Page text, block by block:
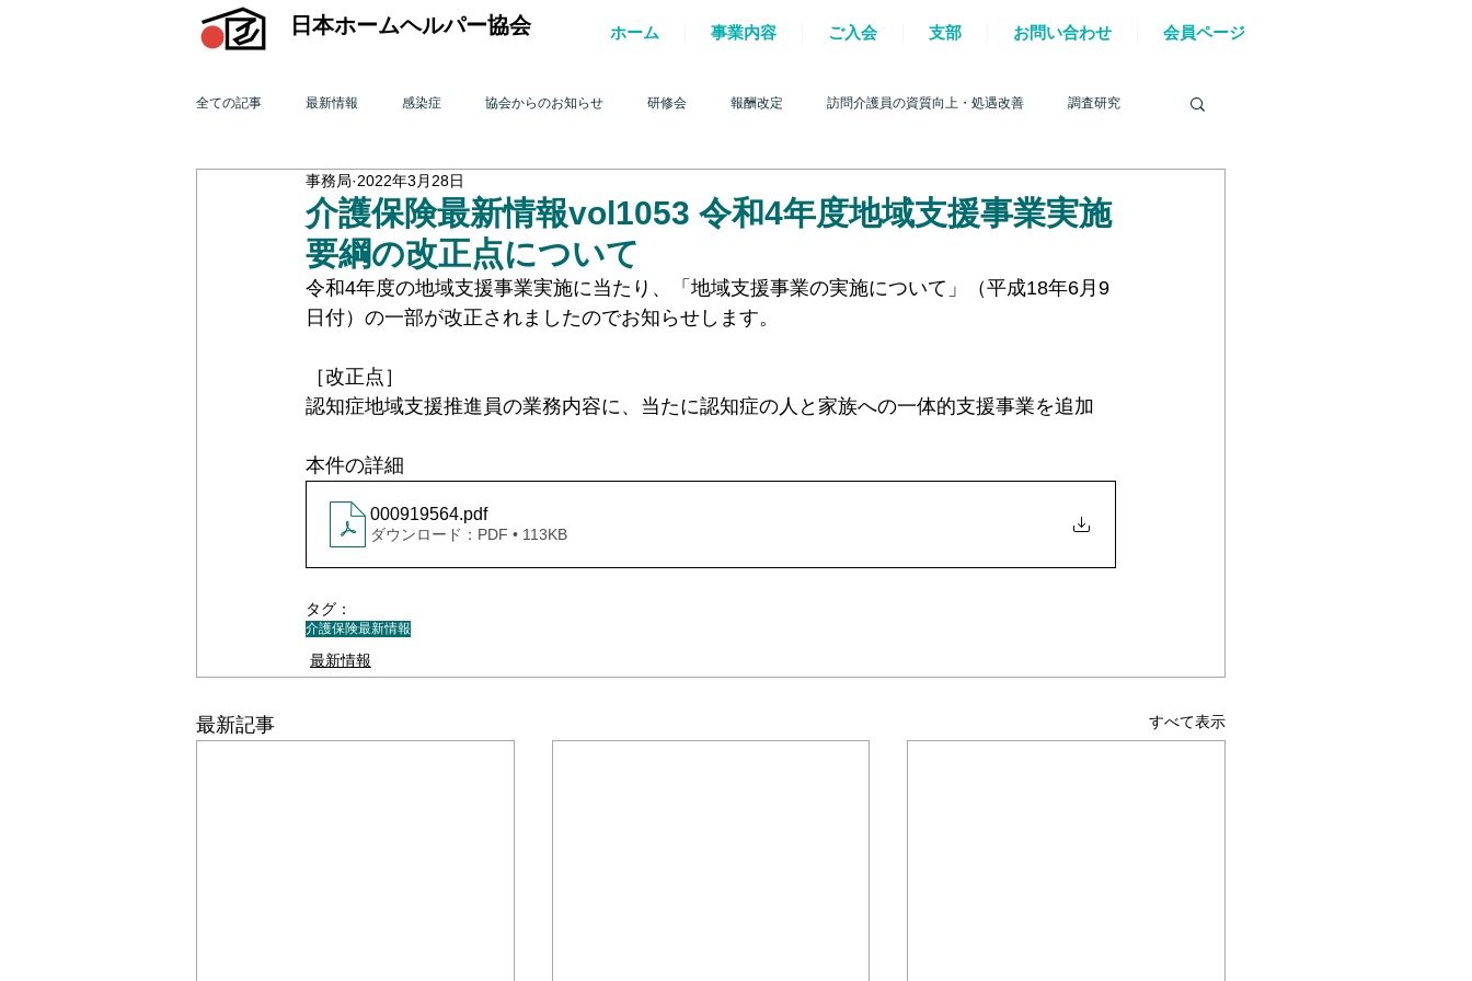
日本ホームヘルパー協会 ホーム 事業内容 ご入会 支部 お問い合わせ 会員ページ
全ての記事 最新情報 感染症 協会からのお知らせ 研修会 報酬改定 訪問介護員の資質向上・処遇改善 調査研究
機関誌「ホームヘルパー」 訪問介護を巡る動き
2015年 訪問介護を巡る動き 2014年 訪問介護を巡る動き 2013年 訪問介護を巡る動き 2012年 訪問介護を巡る動き
2011年 訪問介護を巡る動き
オンライン研修会 機関誌「ホームヘルパー」2022
＊＊機関誌「ホームヘルパー」2024 ＊＊＊機関誌「ホームヘルパー」2025
介護保険最新情報vol1053 令和4年度地域支援事業実施
要綱の改正点について
事務局 2022年3月28日
令和4年度の地域支援事業実施に当たり、「地域支援事業の実施について」（平成18年6月9
日付）の一部が改正されましたのでお知らせします。
［改正点］
認知症地域支援推進員の業務内容に、当たに認知症の人と家族への一体的支援事業を追加
本件の詳細
000919564.pdf
ダウンロード：PDF • 113KB
タグ：
介護保険最新情報
最新情報
最新記事 すべて表示